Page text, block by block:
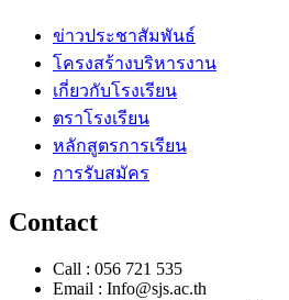
ข่าวประชาสัมพันธ์
โครงสร้างบริหารงาน
เกี่ยวกับโรงเรียน
ตราโรงเรียน
หลักสูตรการเรียน
การรับสมัคร
Contact
Call : 056 721 535
Email : Info@sjs.ac.th